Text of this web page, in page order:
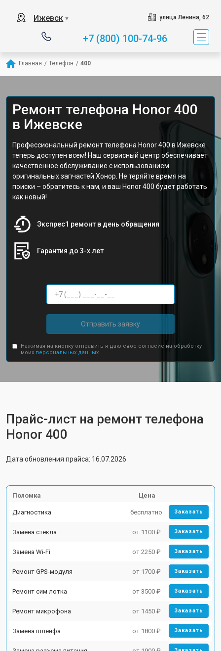
Ижевск ▼ улица Ленина, 62
+7 (800) 100-74-96
Главная / Телефон / 400
Ремонт телефона Honor 400
в Ижевске
Профессиональный ремонт телефона Honor 400 в Ижевске
теперь доступен всем! Наш сервисный центр обеспечивает
качественное обслуживание с использованием
оригинальных запчастей Хонор. Не теряйте время на
поиски – обратитесь к нам, и ваш Honor 400 будет работать
как новый!
Экспрес1 ремонт в день обращения
Гарантия до 3-х лет
Отправить заявку
Нажимая на кнопку отправить я даю свое согласие на обработку
моих персональных данных.
Прайс-лист на ремонт телефона
Honor 400
Дата обновления прайса: 16.07.2026
Поломка Цена
Диагностика бесплатно Заказать
Замена стекла от 1100 ₽ Заказать
Замена Wi-Fi от 2250 ₽ Заказать
Ремонт GPS-модуля от 1700 ₽ Заказать
Ремонт сим лотка от 3500 ₽ Заказать
Ремонт микрофона от 1450 ₽ Заказать
Замена шлейфа от 1800 ₽ Заказать